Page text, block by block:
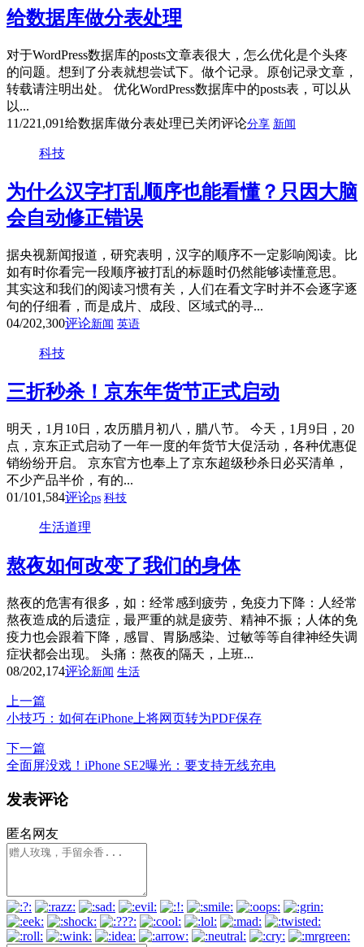
给数据库做分表处理
对于WordPress数据库的posts文章表很大，怎么优化是个头疼
的问题。想到了分表就想尝试下。做个记录。原创记录文章，
转载请注明出处。 优化WordPress数据库中的posts表，可以从
以...
11/221,091给数据库做分表处理已关闭评论分享 新闻
科技
为什么汉字打乱顺序也能看懂？只因大脑
会自动修正错误
据央视新闻报道，研究表明，汉字的顺序不一定影响阅读。比
如有时你看完一段顺序被打乱的标题时仍然能够读懂意思。
其实这和我们的阅读习惯有关，人们在看文字时并不会逐字逐
句的仔细看，而是成片、成段、区域式的寻...
04/202,300评论新闻 英语
科技
三折秒杀！京东年货节正式启动
明天，1月10日，农历腊月初八，腊八节。 今天，1月9日，20
点，京东正式启动了一年一度的年货节大促活动，各种优惠促
销纷纷开启。 京东官方也奉上了京东超级秒杀日必买清单，
不少产品半价，有的...
01/101,584评论ps 科技
生活道理
熬夜如何改变了我们的身体
熬夜的危害有很多，如：经常感到疲劳，免疫力下降：人经常
熬夜造成的后遗症，最严重的就是疲劳、精神不振；人体的免
疫力也会跟着下降，感冒、胃肠感染、过敏等等自律神经失调
症状都会出现。 头痛：熬夜的隔天，上班...
08/202,174评论新闻 生活
上一篇
小技巧：如何在iPhone上将网页转为PDF保存
下一篇
全面屏没戏！iPhone SE2曝光：要支持无线充电
发表评论
匿名网友